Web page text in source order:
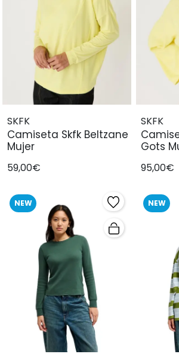
SKFK
Camiseta Skfk Beltzane
Mujer
59,00€
SKFK
Gots
95,00€
NEW NEW